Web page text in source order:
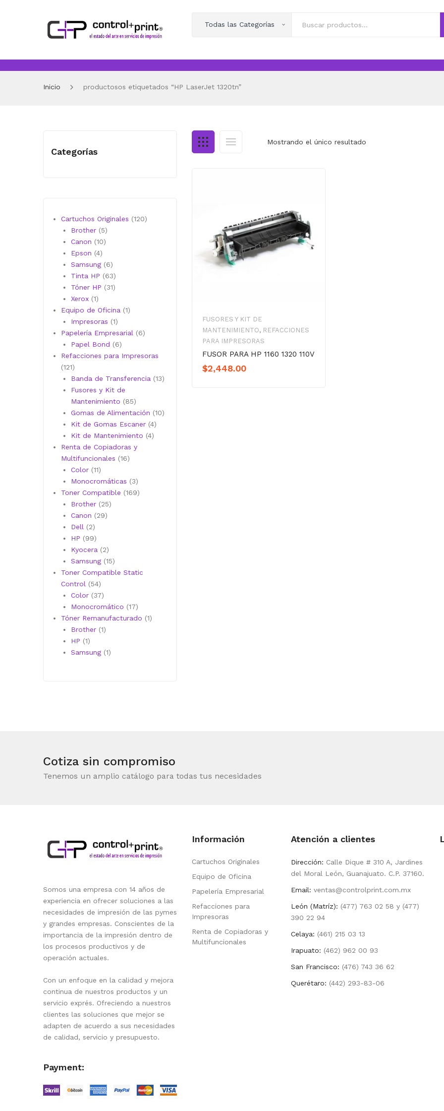
Todas las Categorías
Inicio productosos etiquetados “HP LaserJet 1320tn”
Mostrando el único resultado
FUSORES Y KIT DE
MANTENIMIENTO, REFACCIONES
PARA IMPRESORAS
FUSOR PARA HP 1160 1320 110V
$2,448.00
Categorías
Cartuchos Originales 120120
Brother 55
productos
Canon 1010
Epson 44
productos
Samsung 66
productos
Tinta HP 6363
productos
Tóner HP 3131
Xerox 11
producto
Equipo de Oficina 11
Impresoras 11
producto
Papelería Empresarial 66
Papel Bond 66
productos
Refacciones para Impresoras
121121
productos
Banda de Transferencia 1313
Fusores y Kit de
Mantenimiento
8585
productos
Gomas de Alimentación 1010
Kit de Gomas Escaner 44
Kit de Mantenimiento 44
Renta de Copiadoras y
Multifuncionales
1616
Color 1111
productos
Monocromáticas 33
productos
Toner Compatible 169169
Brother 2525
Canon 2929
Dell 22
productos
HP 9999
productos
Kyocera 22
productos
Samsung 1515
productos
Toner Compatible Static
Control
5454
productos
Color 3737
productos
Monocromático 1717
productos
Tóner Remanufacturado 11
Brother 11
HP 11
producto
Samsung 11
Cotiza sin compromiso
Tenemos un amplio catálogo para todas tus necesidades
Somos una empresa con 14 años de
experiencia en ofrecer soluciones a las
necesidades de impresión de las pymes
y grandes empresas. Conscientes de la
importancia de la impresión dentro de
los procesos productivos y de
operación actuales.
Con un enfoque en la calidad y mejora
continua de nuestros productos y un
servicio exprés. Ofreciendo a nuestros
clientes las soluciones que mejor se
adapten de acuerdo a sus necesidades
de calidad, servicio y presupuesto.
Payment:
Información
Cartuchos Originales
Equipo de Oficina
Papelería Empresarial
Refacciones para
Impresoras
Renta de Copiadoras y
Multifuncionales
Atención a clientes
Dirección: Calle Dique # 310 A, Jardines
del Moral León, Guanajuato. C.P. 37160.
Email: ventas@controlprint.com.mx
León (Matríz): (477) 763 02 58 y (477)
390 22 94
Celaya: (461) 215 03 13
Irapuato: (462) 962 00 93
San Francisco: (476) 743 36 62
Querétaro: (442) 293-83-06